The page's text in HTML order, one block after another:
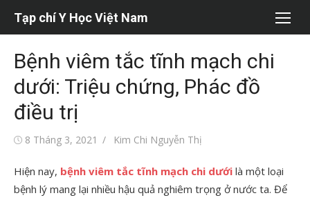
dung
Tạp chí Y Học Việt Nam
Bệnh viêm tắc tĩnh mạch chi
dưới: Triệu chứng, Phác đồ
điều trị
Đăng8 Tháng 3, 2021
Tác
Kim Chi Nguyễn Thị
Hiện nay, bệnh viêm tắc tĩnh mạch chi dưới là một loại
bệnh lý mang lại nhiều hậu quả nghiêm trọng ở nước ta. Để